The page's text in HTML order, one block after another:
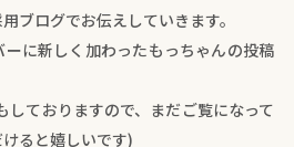
ブログでお伝えしていきます。
に新しく加わったもっちゃんの投稿
しておりますので、まだご覧になって
ると嬉しいです)